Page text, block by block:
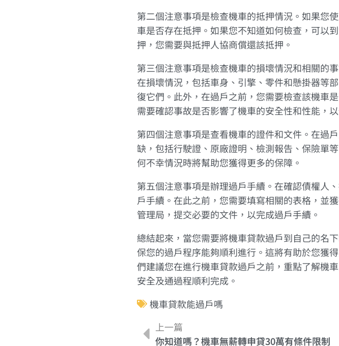
第二個注意事項是檢查機車的抵押情況。如果您
車是否存在抵押。如果您不知道如何檢查，可以
押，您需要與抵押人協商償還該抵押。
第三個注意事項是檢查機車的損壞情況和相關的
在損壞情況，包括車身、引擎、零件和懸掛器等
復它們。此外，在過戶之前，您需要檢查該機車
需要確認事故是否影響了機車的安全性和性能，
第四個注意事項是查看機車的證件和文件。在過
缺，包括行駛證、原廠證明、檢測報告、保險單
何不幸情況時將幫助您獲得更多的保障。
第五個注意事項是辦理過戶手續。在確認債權人
戶手續。在此之前，您需要填寫相關的表格，並
管理局，提交必要的文件，以完成過戶手續。
總結起來，當您需要將機車貸款過戶到自己的名
保您的過戶程序能夠順利進行。這將有助於您獲
們建議您在進行機車貸款過戶之前，重點了解機
安全及通過程順利完成。
機車貸款能過戶嗎
上一篇
你知道嗎？機車無薪轉申貸30萬有條件限制